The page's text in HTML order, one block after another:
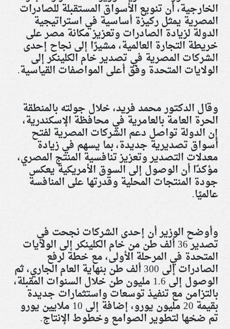
الخارجية، أن تنويع الأسواق المستقبلة للصادرات
المصرية يمثل ركيزة أساسية في استراتيجية
الدولة لزيادة الصادرات وتعزيز مكانة مصر على
خريطة التجارة العالمية، مشيرًا إلى نجاح إحدى
الشركات المصرية في تصدير خام الكلينكر إلى
الولايات المتحدة وفق أعلى المواصفات القياسية.
وقال الدكتور محمد فريد، خلال جولته بالمنطقة
الحرة العامة بالعامرية في محافظة الإسكندرية،
إن الدولة تواصل دعم الشركات المصرية لفتح
أسواق تصديرية جديدة، بما يسهم في زيادة
معدلات التصدير وتعزيز تنافسية المنتج المصري،
مؤكدًا أن الوصول إلى السوق الأمريكية يعكس
جودة المنتجات المحلية وقدرتها على المنافسة
عالميًا.
وأوضح الوزير أن إحدى الشركات نجحت في
تصدير 36 ألف طن من خام الكلينكر إلى الولايات
المتحدة في المرحلة الأولى، مع خطة لرفع
الصادرات إلى 300 ألف طن بنهاية العام الجاري، ثم
الوصول إلى 1.6 مليون طن خلال السنوات المقبلة،
بالتزامن مع تنفيذ توسعات واستثمارات جديدة
بقيمة 20 مليون يورو، إضافة إلى 10 ملايين يورو
تم ضخها لتطوير الصوامع وخطوط الإنتاج.